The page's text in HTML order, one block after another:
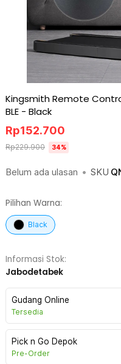
Kingsmith Remote
BLE - Black
Belum ada ulasan • SKU
Rp152.700
Rp229.900 34%
Pilihan Warna:
Black
Informasi Stok:
Jabodetabek
Gudang Online
Tersedia
Pick n Go Depok
Pre-Order